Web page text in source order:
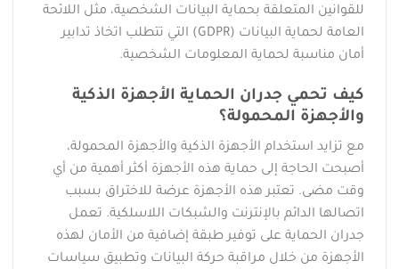
للقوانين المتعلقة بحماية البيانات الشخصية، مثل اللائحة
العامة لحماية البيانات (GDPR) التي تتطلب اتخاذ تدابير
أمان مناسبة لحماية المعلومات الشخصية.
كيف تحمي جدران الحماية الأجهزة الذكية
والأجهزة المحمولة؟
مع تزايد استخدام الأجهزة الذكية والأجهزة المحمولة،
أصبحت الحاجة إلى حماية هذه الأجهزة أكثر أهمية من أي
وقت مضى. تعتبر هذه الأجهزة عرضة للاختراق بسبب
اتصالها الدائم بالإنترنت والشبكات اللاسلكية. تعمل
جدران الحماية على توفير طبقة إضافية من الأمان لهذه
الأجهزة من خلال مراقبة حركة البيانات وتطبيق سياسات